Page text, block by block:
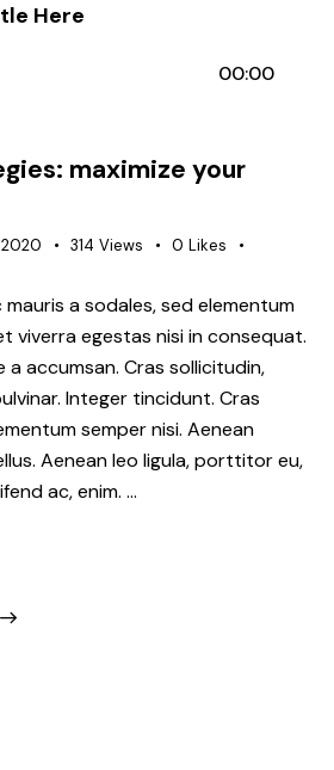
Here
00:00
maximize your
2020 314 Views 0 Likes
a sodales, sed elementum
viverra egestas nisi in consequat.
a accumsan. Cras sollicitudin,
Integer tincidunt. Cras
semper nisi. Aenean
Aenean leo ligula, porttitor eu,
ac, enim. …